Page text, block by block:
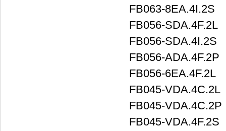
FB063-8EA.4I.2S
FB056-SDA.4F.2L
FB056-SDA.4I.2S
FB056-ADA.4F.2P
FB056-6EA.4F.2L
FB045-VDA.4C.2L
FB045-VDA.4C.2P
FB045-VDA.4F.2S